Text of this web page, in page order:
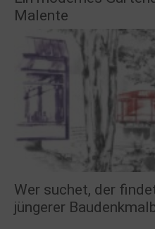
Malente
Wer suchet, der
jüngerer